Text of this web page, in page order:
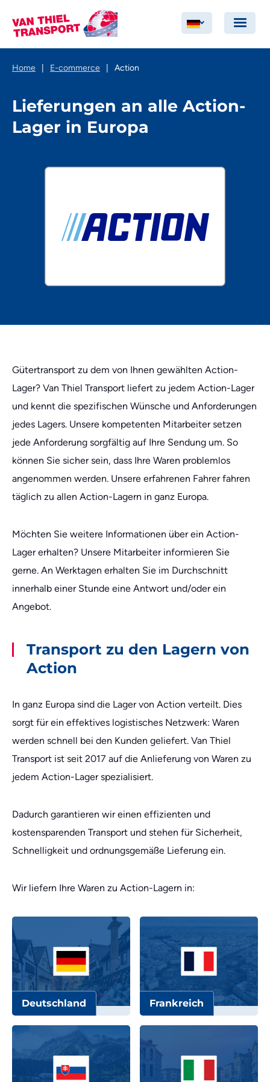
Home E-commerce Action
Lieferungen an alle Action-
Lager in Europa
Gütertransport zu dem von Ihnen gewählten Action-
Lager? Van Thiel Transport liefert zu jedem Action-Lager
und kennt die spezifischen Wünsche und Anforderungen
jedes Lagers. Unsere kompetenten Mitarbeiter setzen
jede Anforderung sorgfältig auf Ihre Sendung um. So
können Sie sicher sein, dass Ihre Waren problemlos
angenommen werden. Unsere erfahrenen Fahrer fahren
täglich zu allen Action-Lagern in ganz Europa.
Möchten Sie weitere Informationen über ein Action-
Lager erhalten? Unsere Mitarbeiter informieren Sie
gerne. An Werktagen erhalten Sie im Durchschnitt
innerhalb einer Stunde eine Antwort und/oder ein
Angebot.
Transport zu den Lagern von
Action
In ganz Europa sind die Lager von Action verteilt. Dies
sorgt für ein effektives logistisches Netzwerk: Waren
werden schnell bei den Kunden geliefert. Van Thiel
Transport ist seit 2017 auf die Anlieferung von Waren zu
jedem Action-Lager spezialisiert.
Dadurch garantieren wir einen effizienten und
kostensparenden Transport und stehen für Sicherheit,
Schnelligkeit und ordnungsgemäße Lieferung ein.
Wir liefern Ihre Waren zu Action-Lagern in:
Deutschland Frankreich